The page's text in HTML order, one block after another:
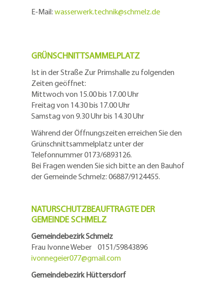
E-Mail: wasserwerk.technik@schmelz.de
GRÜNSCHNITTSAMMELPLATZ
Ist in der Straße Zur Primshalle zu folgenden
Zeiten geöffnet:
Mittwoch von 15.00 bis 17.00 Uhr
Freitag von 14.30 bis 17.00 Uhr
Samstag von 9.30 Uhr bis 14.30 Uhr
Während der Öffnungszeiten erreichen Sie den
Grünschnittsammelplatz unter der
Telefonnummer 0173/6893126.
Bei Fragen wenden Sie sich bitte an den Bauhof
der Gemeinde Schmelz: 06887/9124455.
NATURSCHUTZBEAUFTRAGTE DER
GEMEINDE SCHMELZ
Gemeindebezirk Schmelz
Frau Ivonne Weber 0151/59843896
ivonnegeier077@gmail.com
Gemeindebezirk Hüttersdorf